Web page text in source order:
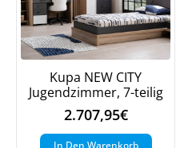
Kupa NEW CITY
Jugendzimmer, 7-teilig
2.707,95€
In Den Warenkorb